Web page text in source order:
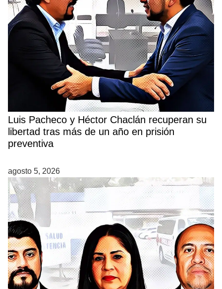
Luis Pacheco y Héctor Chaclán recuperan su
libertad tras más de un año en prisión
preventiva
agosto 5, 2026